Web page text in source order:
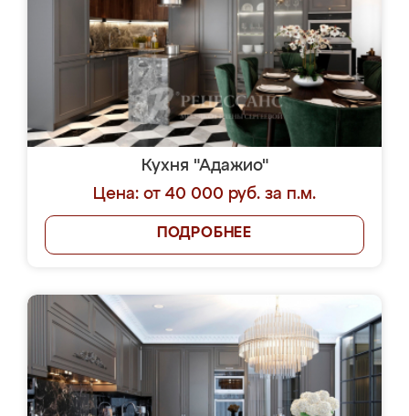
Кухня "Адажио"
Цена: от 40 000 руб. за п.м.
ПОДРОБНЕЕ